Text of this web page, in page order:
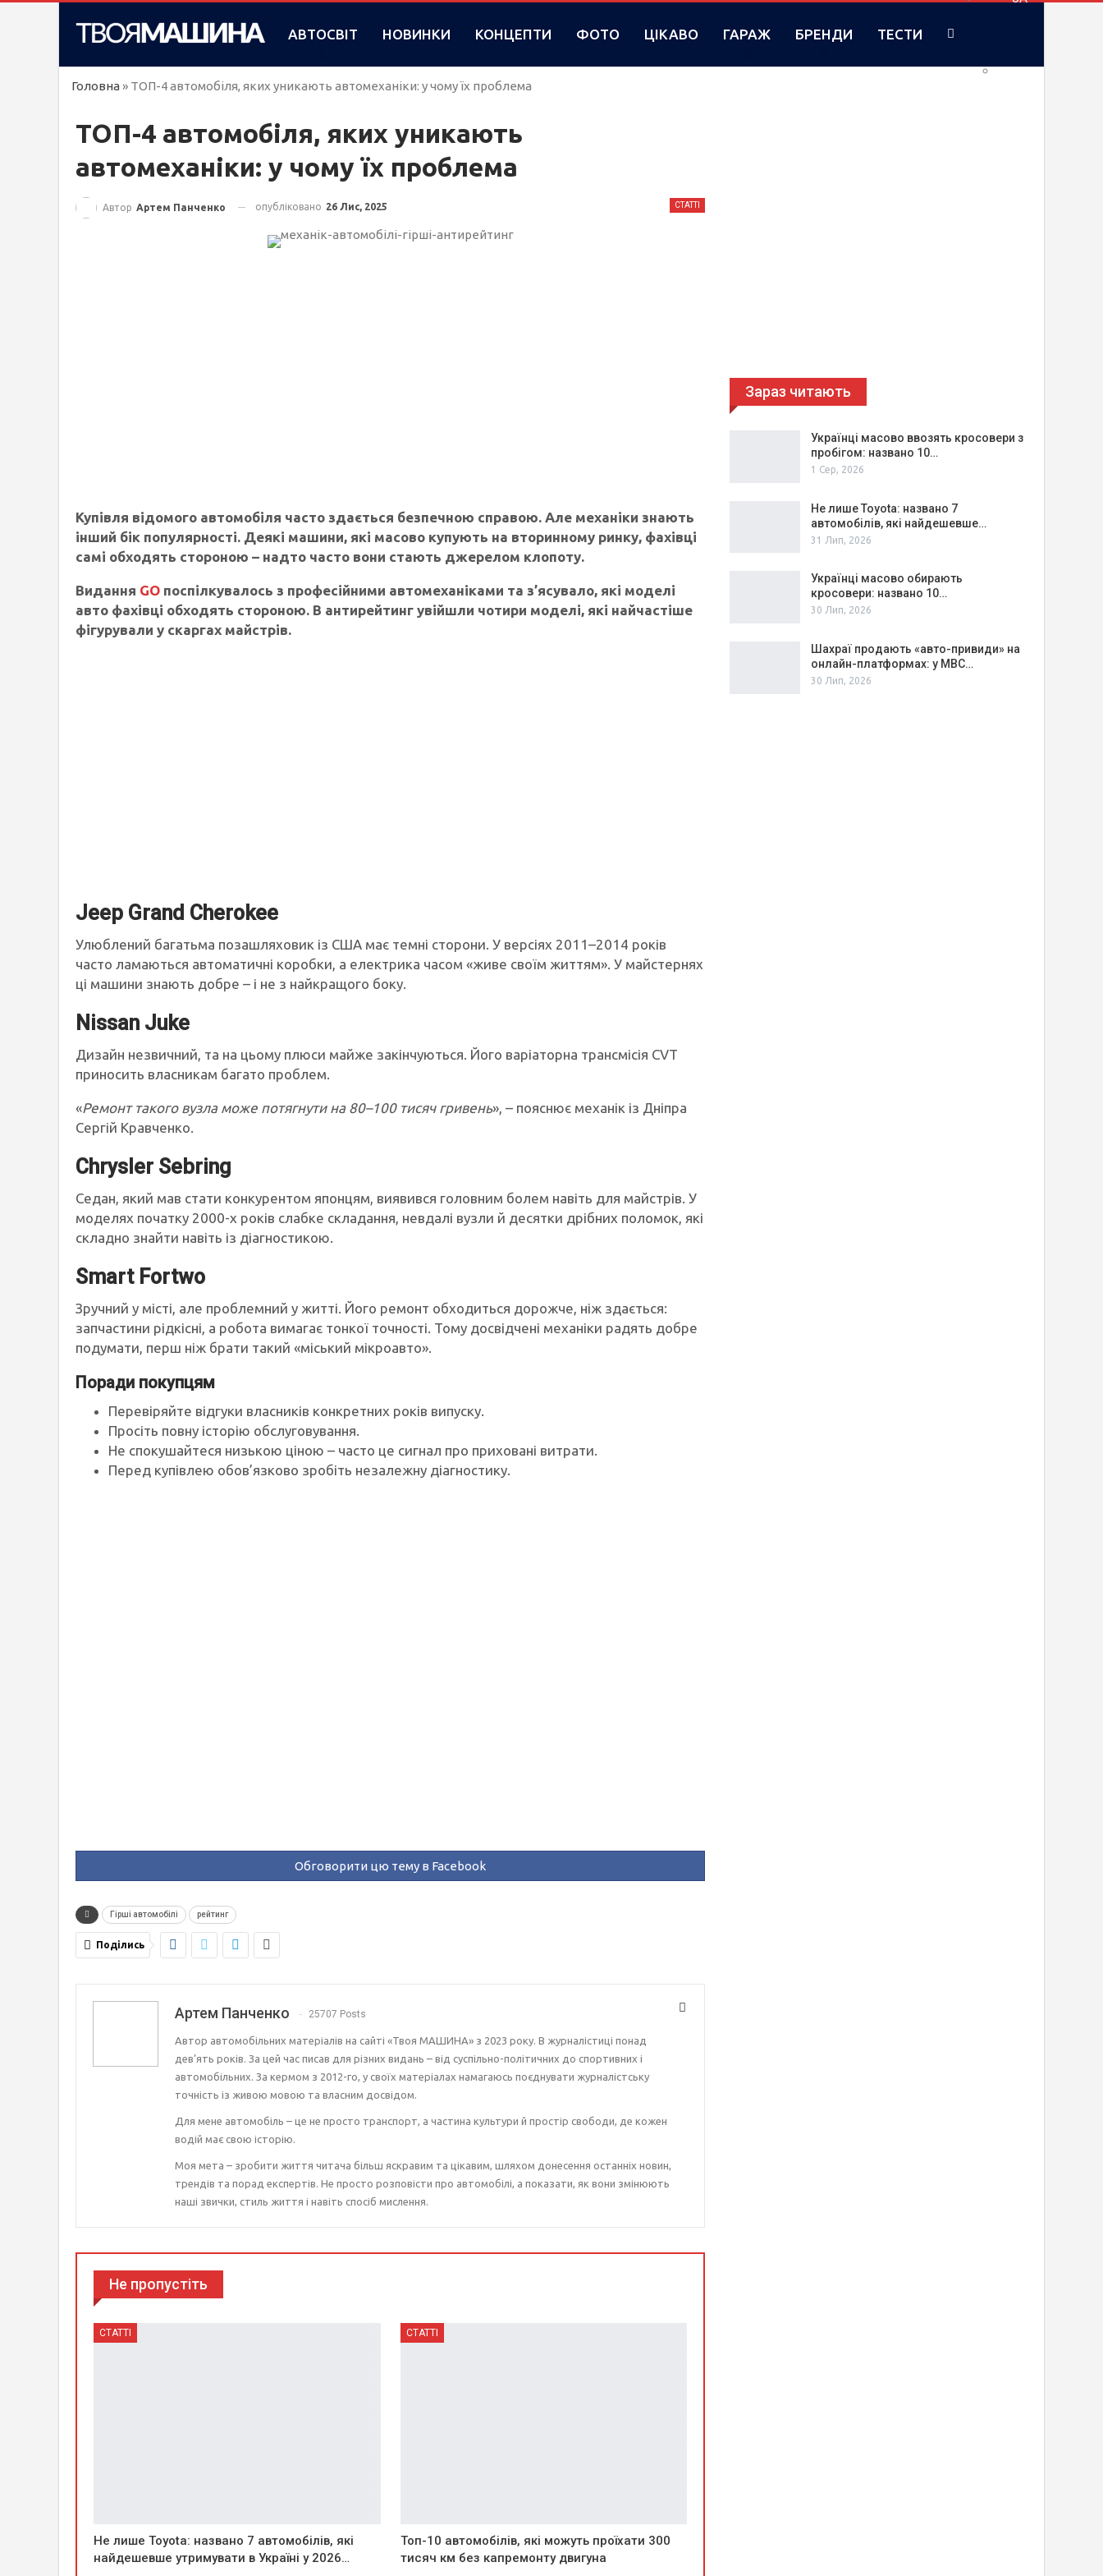
RU
АВТОСВІТ НОВИНКИ КОНЦЕПТИ ФОТО ЦІКАВО ГАРАЖ БРЕНДИ ТЕСТИ
Головна » ТОП-4 автомобіля, яких уникають автомеханіки: у чому їх проблема
ТОП-4 автомобіля, яких уникають
автомеханіки: у чому їх проблема
СТАТТІ
Автор Артем Панченко опубліковано 26 Лис, 2025
Купівля відомого автомобіля часто здається безпечною справою. Але механіки знають
інший бік популярності. Деякі машини, які масово купують на вторинному ринку, фахівці
самі обходять стороною – надто часто вони стають джерелом клопоту.
Видання GO поспілкувалось з професійними автомеханіками та з’ясувало, які моделі
авто фахівці обходять стороною. В антирейтинг увійшли чотири моделі, які найчастіше
фігурували у скаргах майстрів.
Jeep Grand Cherokee
Улюблений багатьма позашляховик із США має темні сторони. У версіях 2011–2014 років
часто ламаються автоматичні коробки, а електрика часом «живе своїм життям». У майстернях
ці машини знають добре – і не з найкращого боку.
Nissan Juke
Дизайн незвичний, та на цьому плюси майже закінчуються. Його варіаторна трансмісія CVT
приносить власникам багато проблем.
«Ремонт такого вузла може потягнути на 80–100 тисяч гривень», – пояснює механік із Дніпра
Сергій Кравченко.
Chrysler Sebring
Седан, який мав стати конкурентом японцям, виявився головним болем навіть для майстрів. У
моделях початку 2000-х років слабке складання, невдалі вузли й десятки дрібних поломок, які
складно знайти навіть із діагностикою.
Smart Fortwo
Зручний у місті, але проблемний у житті. Його ремонт обходиться дорожче, ніж здається:
запчастини рідкісні, а робота вимагає тонкої точності. Тому досвідчені механіки радять добре
подумати, перш ніж брати такий «міський мікроавто».
Поради покупцям
Перевіряйте відгуки власників конкретних років випуску.
Просіть повну історію обслуговування.
Не спокушайтеся низькою ціною – часто це сигнал про приховані витрати.
Перед купівлею обов’язково зробіть незалежну діагностику.
Обговорити цю тему в Facebook
Гірші автомобілі рейтинг
Поділись
Артем Панченко 25707 Posts
Автор автомобільних матеріалів на сайті «Твоя МАШИНА» з 2023 року. В журналістиці понад
дев’ять років. За цей час писав для різних видань – від суспільно-політичних до спортивних і
автомобільних. За кермом з 2012-го, у своїх матеріалах намагаюсь поєднувати журналістську
точність із живою мовою та власним досвідом.
Для мене автомобіль – це не просто транспорт, а частина культури й простір свободи, де кожен
водій має свою історію.
Моя мета – зробити життя читача більш яскравим та цікавим, шляхом донесення останніх новин,
трендів та порад експертів. Не просто розповісти про автомобілі, а показати, як вони змінюють
наші звички, стиль життя і навіть спосіб мислення.
Не пропустіть
СТАТТІ
Не лише Toyota: названо 7 автомобілів, які
найдешевше утримувати в Україні у 2026…
СТАТТІ
Топ-10 автомобілів, які можуть проїхати 300
тисяч км без капремонту двигуна
Зараз читають
Українці масово ввозять кросовери з
пробігом: названо 10…
1 Сер, 2026
Не лише Toyota: названо 7
автомобілів, які найдешевше…
31 Лип, 2026
Українці масово обирають
кросовери: названо 10…
30 Лип, 2026
Шахраї продають «авто-привиди» на
онлайн-платформах: у МВС…
30 Лип, 2026